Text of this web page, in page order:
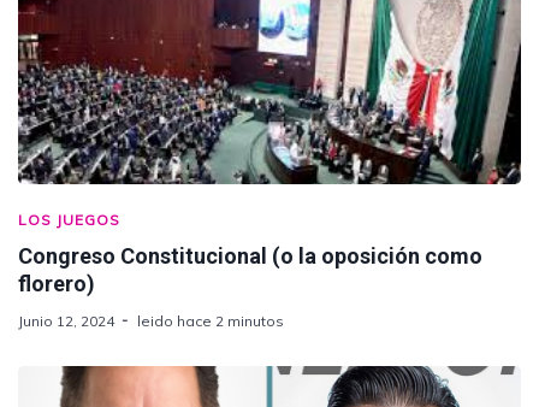
LOS JUEGOS
Congreso Constitucional (o la oposición como
florero)
Junio 12, 2024 leido hace 2 minutos